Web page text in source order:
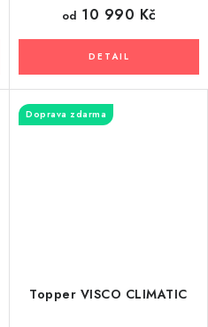
od 10 990 Kč
Topper VISCO CLIMATIC
Doprava zdarma